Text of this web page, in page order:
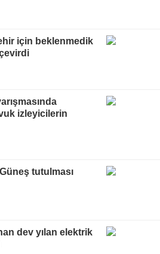
için beklenmedik
izleyicilerin
tutulması
dev yılan elektrik